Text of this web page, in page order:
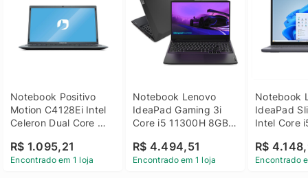
Notebook Positivo
Motion C4128Ei Intel
Celeron Dual Core
Linux 14 - 3002181
R$ 1.095,21
Encontrado em 1 loja
Notebook Lenovo
IdeaPad Gaming 3i
Core i5 11300H 8GB
GTX 1650 4GB 15.6
FHD Linux - Preto
R$ 4.494,51
Encontrado em 1 loja
Notebook
IdeaPad
Intel Core
SSD Win
R$
Encontrado